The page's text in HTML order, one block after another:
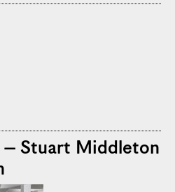
Stuart Middleton